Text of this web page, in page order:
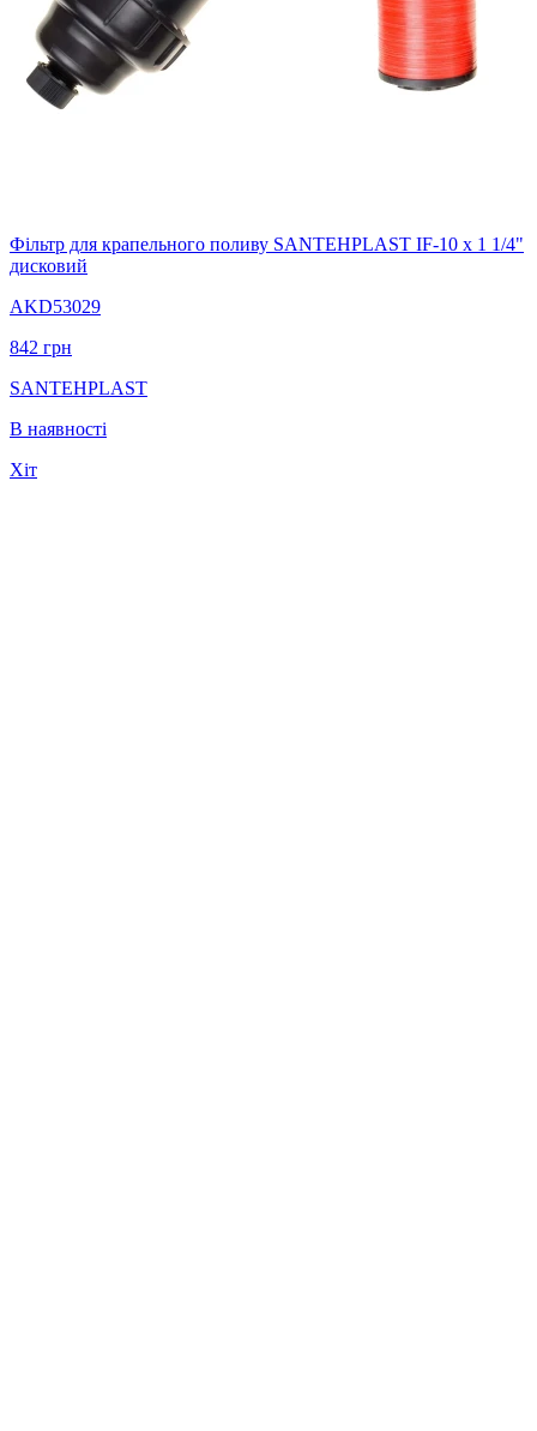
Фільтр для крапельного поливу SANTEHPLAST IF-10 х 1 1/4"
дисковий
AKD53029
842 грн
SANTEHPLAST
В наявності
Хіт